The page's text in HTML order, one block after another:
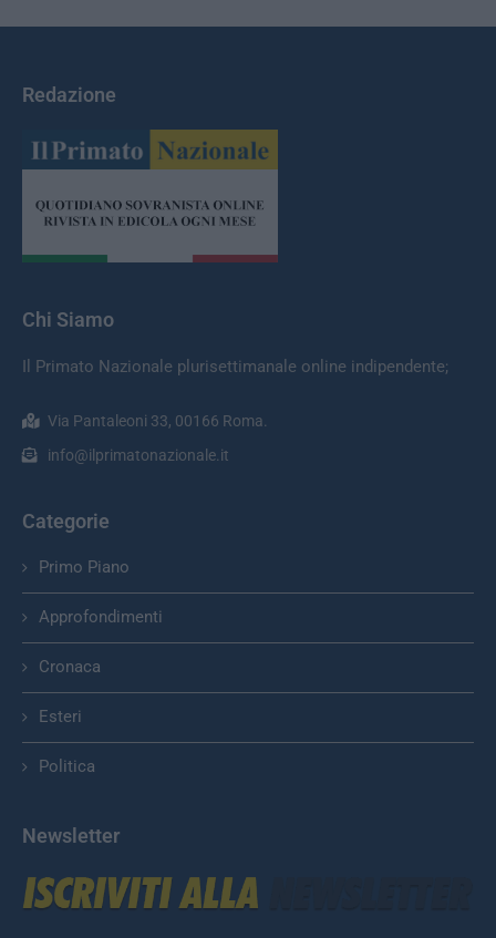
Redazione
Chi Siamo
Il Primato Nazionale plurisettimanale online indipendente;
Via Pantaleoni 33, 00166 Roma.
info@ilprimatonazionale.it
Categorie
Primo Piano
Approfondimenti
Cronaca
Esteri
Politica
Newsletter